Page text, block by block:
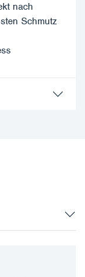
nach
Schmutz